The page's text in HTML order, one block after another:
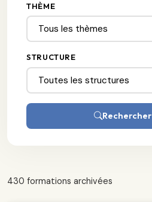
THÈME
STRUCTURE
Rechercher
430 formations archivées